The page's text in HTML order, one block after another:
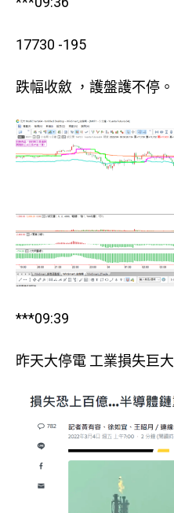
17730 -195
跌幅收斂 ，護盤護不停。
***09:39
昨天大停電 工業損失巨大